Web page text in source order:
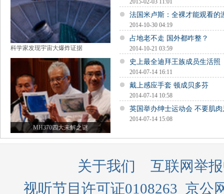
科学家发现宇宙大爆炸证据
MH370四大未解之谜
2015-02-03 11:01
法国米卢斯：全裸才能观看的
2014-10-30 04:19
占地老不走 国外都咋整？
2014-10-21 03:59
史上最全迪拜王族成员生活照
2014-07-14 16:11
戴上感应手套 顿成贝多芬
2014-07-14 10:58
英国举办绅士运动会 不要肌
2014-07-14 15:08
关于我们
互联网举
视听节目许可证0108263 京公